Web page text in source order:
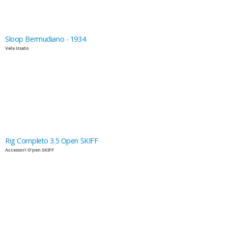
Sloop Bermudiano - 1934
Vela Usato
Rig Completo 3.5 Open SKIFF
Accessori O'pen SKIFF